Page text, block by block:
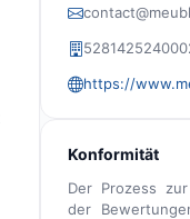
https://
Konformität
Der Prozess
der